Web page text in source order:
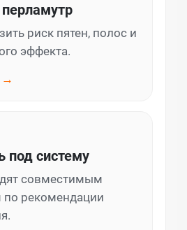
риск пятен, полос и
эффекта.
→
под систему
совместимым
по рекомендации